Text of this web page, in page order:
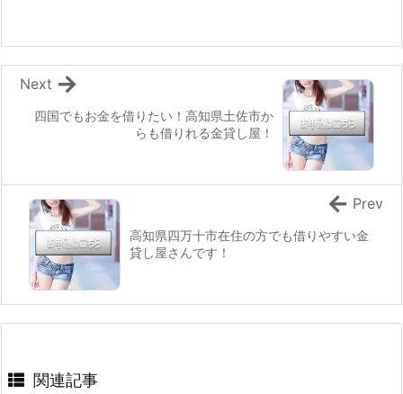
四国でもお金を借りたい！高知県土佐市か
らも借りれる金貸し屋！
Next
高知県四万十市在住の方でも借りやすい金
貸し屋さんです！
Prev
関連記事